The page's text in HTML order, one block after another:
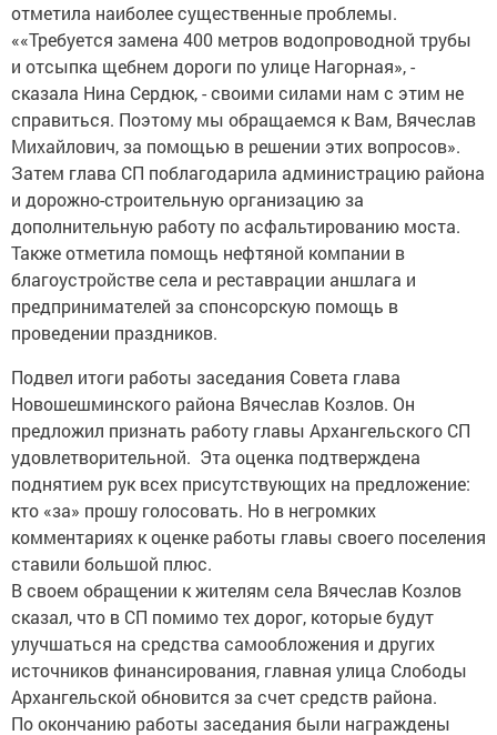
отметила наиболее существенные проблемы.
««Требуется замена 400 метров водопроводной трубы
и отсыпка щебнем дороги по улице Нагорная», -
сказала Нина Сердюк, - своими силами нам с этим не
справиться. Поэтому мы обращаемся к Вам, Вячеслав
Михайлович, за помощью в решении этих вопросов».
Затем глава СП поблагодарила администрацию района
и дорожно-строительную организацию за
дополнительную работу по асфальтированию моста.
Также отметила помощь нефтяной компании в
благоустройстве села и реставрации аншлага и
предпринимателей за спонсорскую помощь в
проведении праздников.
Подвел итоги работы заседания Совета глава
Новошешминского района Вячеслав Козлов. Он
предложил признать работу главы Архангельского СП
удовлетворительной. Эта оценка подтверждена
поднятием рук всех присутствующих на предложение:
кто «за» прошу голосовать. Но в негромких
комментариях к оценке работы главы своего поселения
ставили большой плюс.
В своем обращении к жителям села Вячеслав Козлов
сказал, что в СП помимо тех дорог, которые будут
улучшаться на средства самообложения и других
источников финансирования, главная улица Слободы
Архангельской обновится за счет средств района.
По окончанию работы заседания были награждены